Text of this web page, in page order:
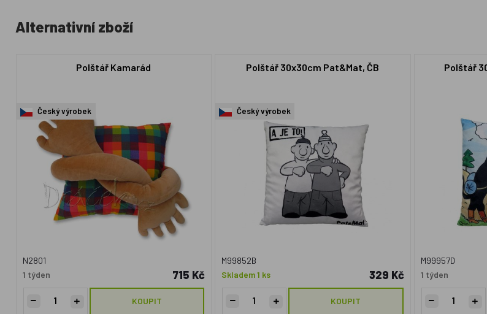
Alternativní zboží
Polštář Kamarád
Český výrobek
N2801
1 týden
715 Kč
KOUPIT
Polštář 30x30cm Pat&Mat, ČB
Český výrobek
M99852B
Skladem 1 ks
329 Kč
KOUPIT
Polštář
M99957D
1 týden